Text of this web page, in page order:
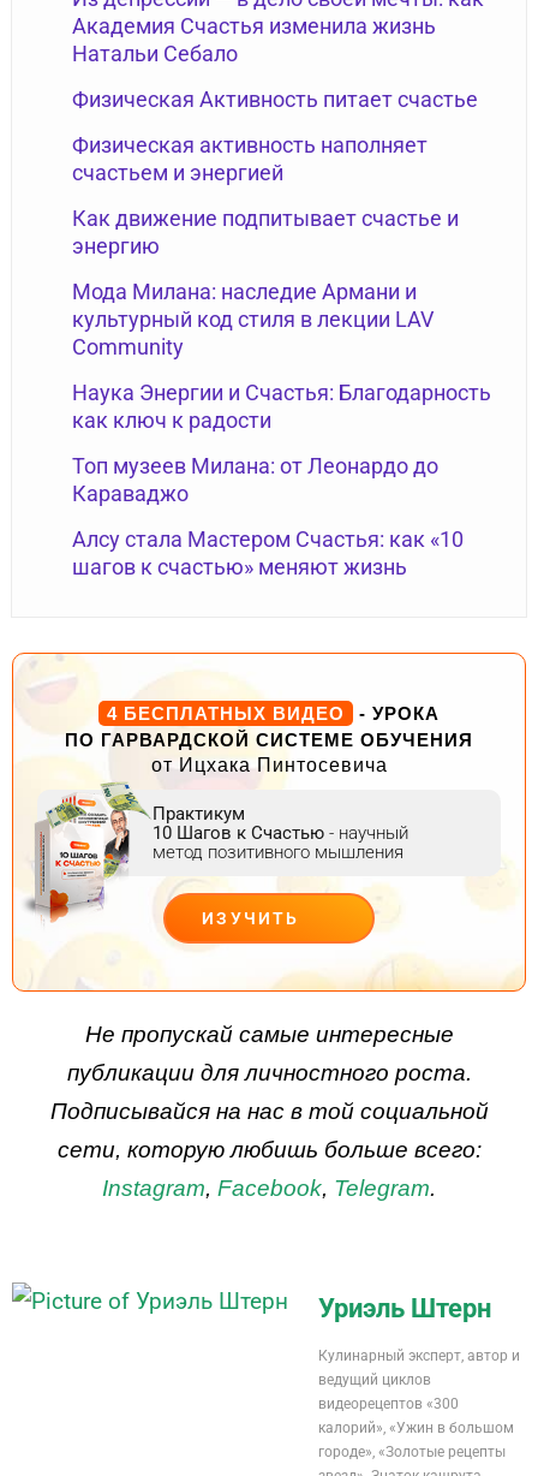
Академия Счастья изменила жизнь
Натальи Себало
Физическая Активность питает счастье
Физическая активность наполняет
счастьем и энергией
Как движение подпитывает счастье и
энергию
Мода Милана: наследие Армани и
культурный код стиля в лекции LAV
Community
Наука Энергии и Счастья: Благодарность
как ключ к радости
Топ музеев Милана: от Леонардо до
Караваджо
Алсу стала Мастером Счастья: как «10
шагов к счастью» меняют жизнь
4 БЕСПЛАТНЫХ ВИДЕО
- УРОКА
ПО ГАРВАРДСКОЙ СИСТЕМЕ ОБУЧЕНИЯ
от Ицхака Пинтосевича
Практикум
10 Шагов к Счастью - научный
метод позитивного мышления
ИЗУЧИТЬ
Не пропускай самые интересные
публикации для личностного роста.
Подписывайся на нас в той социальной
сети, которую любишь больше всего:
Instagram, Facebook, Telegram.
Уриэль Штерн
Кулинарный эксперт, автор и
ведущий циклов
видеорецептов «300
калорий», «Ужин в большом
городе», «Золотые рецепты